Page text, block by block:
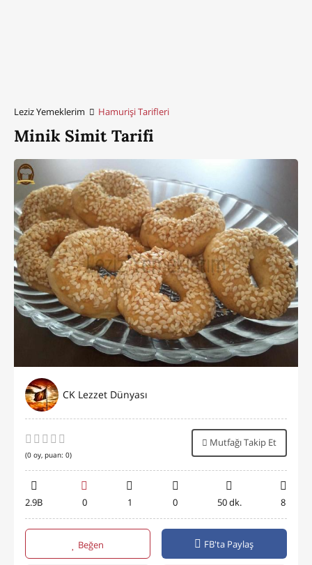
Leziz Yemeklerim Hamurişi Tarifleri
Minik Simit Tarifi
CK Lezzet Dünyası
(0 oy, puan: 0)
Mutfağı Takip Et
2.9B 0 1 0 50 dk. 8
Beğen FB'ta Paylaş